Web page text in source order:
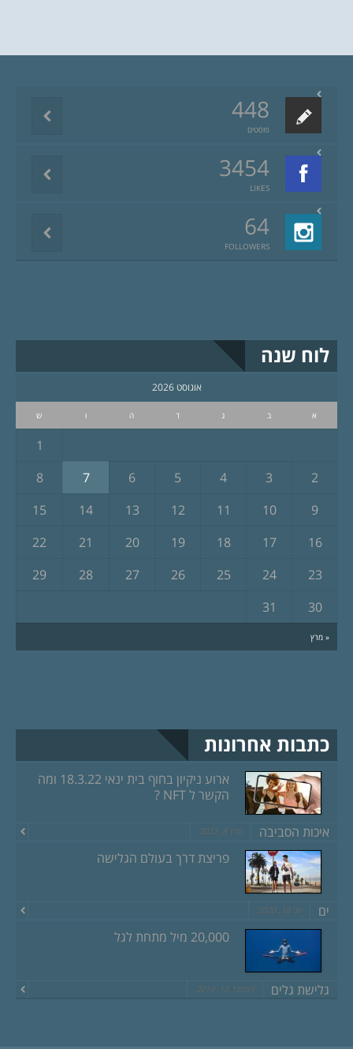
448
פוסטים
3454
LIKES
64
FOLLOWERS
לוח שנה
אוגוסט 2026
א ב ג ד ה ו ש
« מרץ
1
2
3
4
5
6
7
8
9
10
11
12
13
14
15
16
17
18
19
20
21
22
23
24
25
26
27
28
29
30
31
כתבות אחרונות
ארוע ניקיון בחוף בית ינאי 18.3.22 ומה
הקשר ל NFT ?
איכות הסביבה מרץ 8, 2022
פריצת דרך בעולם הגלישה
ים יוני 18, 2020
20,000 מיל מתחת לגל
גלישת גלים דצמבר 13, 2019